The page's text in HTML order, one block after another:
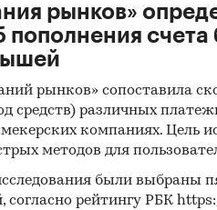
рынков»
счета
рынков» сопоставила
средств) различных
компаниях. Цель
методов для
были выбраны
согласно рейтингу РБК